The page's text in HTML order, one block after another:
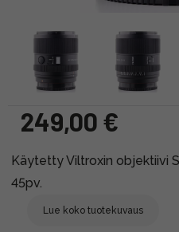
249,00 €
Käytetty Viltroxin objektiivi
45pv.
Lue koko tuotekuvaus